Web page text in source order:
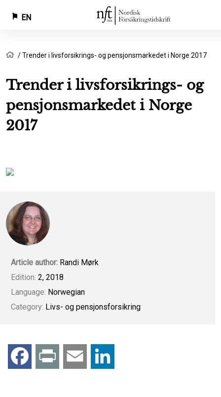
Skip
main
content
EN
Breadcrumb
Home
Trender i livsforsikrings- og pensjonsmarkedet i Norge 2017
Trender i livsforsikrings- og
pensjonsmarkedet i Norge
2017
Article author: Randi Mørk
Edition: 2, 2018
Language: Norwegian
Category: Livs- og pensjonsforsikring